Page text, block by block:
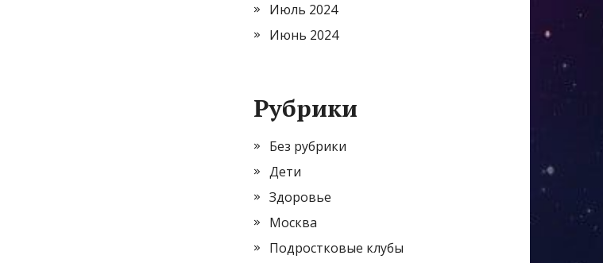
Июль 2024
Июнь 2024
Рубрики
Без рубрики
Дети
Здоровье
Москва
Подростковые клубы